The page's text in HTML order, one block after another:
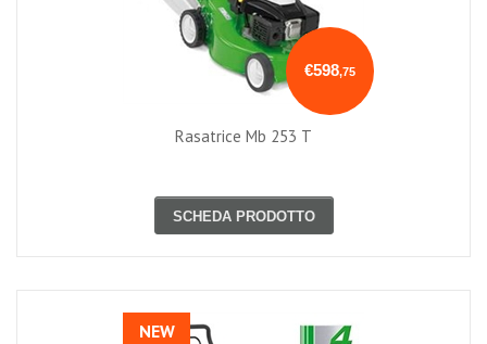
€598,75
Rasatrice Mb 253 T
SCHEDA PRODOTTO
NEW